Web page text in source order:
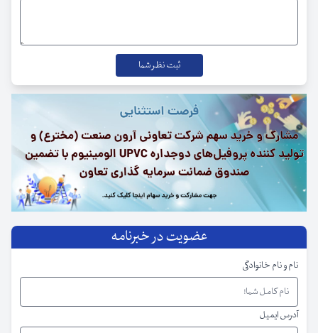
عضویت در خبرنامه
نام و نام خانوادگی
آدرس ایمیل